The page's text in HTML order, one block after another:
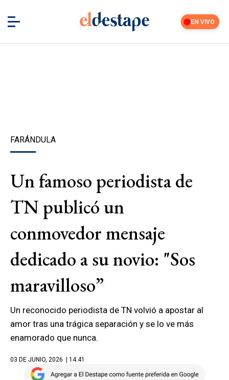
EN VIVO
FARÁNDULA
Un famoso periodista de
TN publicó un
conmovedor mensaje
dedicado a su novio: "Sos
maravilloso”
Un reconocido periodista de TN volvió a apostar al
amor tras una trágica separación y se lo ve más
enamorado que nunca.
03 DE JUNIO, 2026 | 14.41